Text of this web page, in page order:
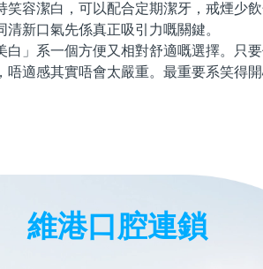
笑容潔白，可以配合定期潔牙，戒煙少
新口氣先係真正吸引力嘅關鍵。
」系一個方便又相對舒適嘅選擇。只要
唔適感其實唔會太嚴重。最重要系笑得
維港口腔連鎖